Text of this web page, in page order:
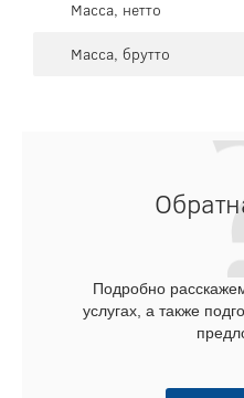
Масса, нетто
Масса, брутто
Подробно
услугах, а также